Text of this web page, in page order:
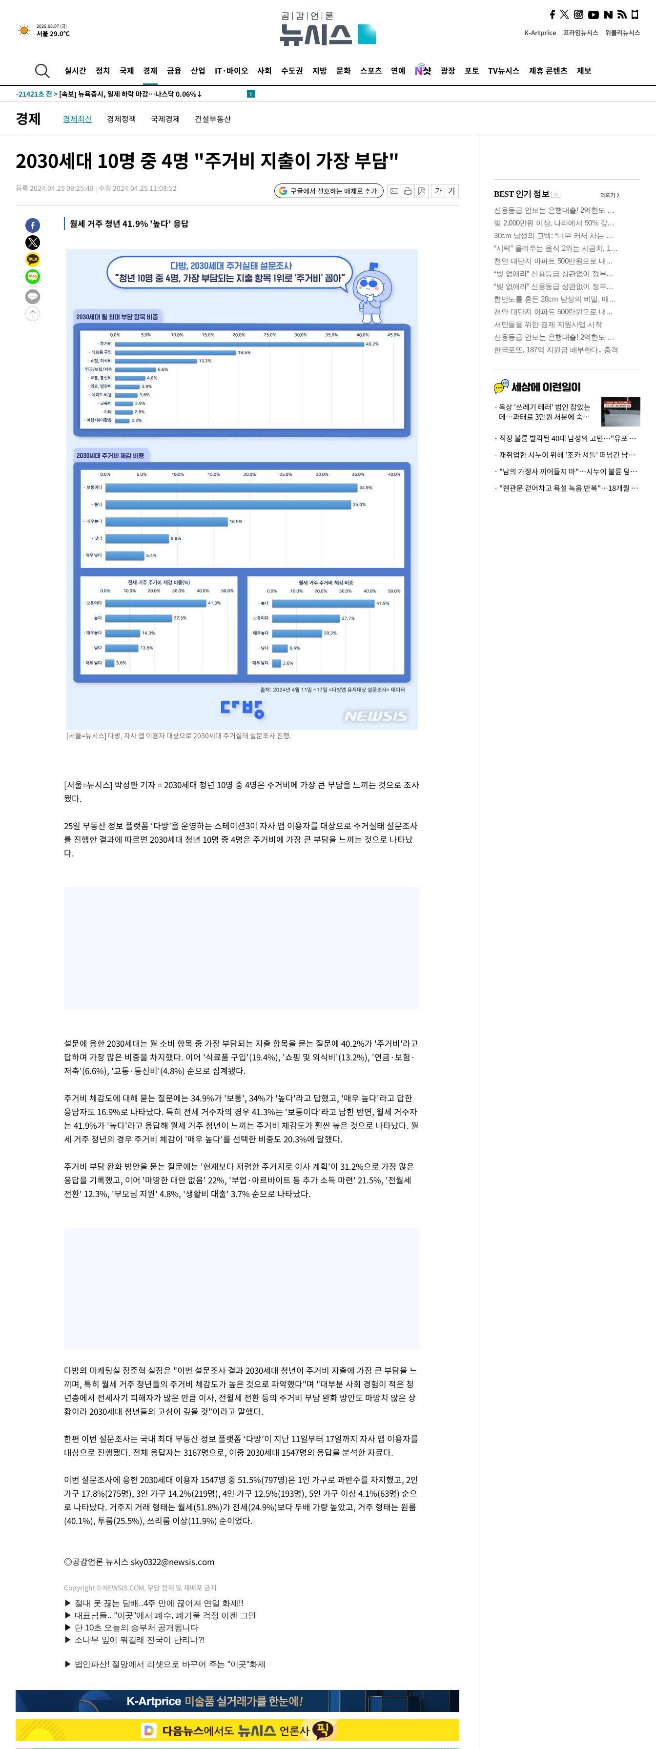
2026.08.07 (금)
서울 29.0℃ K-Artprice 프라임뉴시스 위클리뉴시스
실시간 정치 국제 경제 금융 산업 IT·바이오 사회 수도권 지방 문화 스포츠 연예 광장 포토 TV뉴시스 제휴 콘텐츠 제보
-31891초 전 >입추에도 극한더위…서울 낮 39도 '폭염중대경보'
-26855초 전 >
-23721초 전 >
[속보]트럼프, 美 원정출산 금지 행정명령 서명
-21421초 전 >
[속보] 뉴욕증시, 일제 하락 마감…나스닥 0.06%↓
-31891초 전 > 입추에도 극한더위…서울 낮 39도 '폭염중대경보'
례 큰 폭발음
-25570초 전 >
[속보]美, 폴리실리콘 수입 규제…파생제품 15% 관세, 120일 후
발효
-23721초 전 >[속보]트럼프, 美 원정출산 금지 행정명령 서명
경제 경제최신 경제정책 국제경제 건설부동산
2030세대 10명 중 4명 "주거비 지출이 가장 부담"
등록 2024.04.25 09:25:48 수정 2024.04.25 11:08:52 구글에서 선호하는 매체로 추가
월세 거주 청년 41.9% '높다' 응답
[서울=뉴시스] 다방, 자사 앱 이용자 대상으로 2030세대 주거실태 설문조사 진행.
[서울=뉴시스] 박성환 기자 = 2030세대 청년 10명 중 4명은 주거비에 가장 큰 부담을 느끼는 것으로 조사
됐다.
25일 부동산 정보 플랫폼 ‘다방’을 운영하는 스테이션3이 자사 앱 이용자를 대상으로 주거실태 설문조사
를 진행한 결과에 따르면 2030세대 청년 10명 중 4명은 주거비에 가장 큰 부담을 느끼는 것으로 나타났
다.
설문에 응한 2030세대는 월 소비 항목 중 가장 부담되는 지출 항목을 묻는 질문에 40.2%가 '주거비'라고
답하며 가장 많은 비중을 차지했다. 이어 '식료품 구입'(19.4%), '쇼핑 및 외식비'(13.2%), '연금·보험·
저축'(6.6%), '교통·통신비'(4.8%) 순으로 집계됐다.
주거비 체감도에 대해 묻는 질문에는 34.9%가 '보통', 34%가 '높다'라고 답했고, '매우 높다'라고 답한
응답자도 16.9%로 나타났다. 특히 전세 거주자의 경우 41.3%는 '보통이다'라고 답한 반면, 월세 거주자
는 41.9%가 '높다'라고 응답해 월세 거주 청년이 느끼는 주거비 체감도가 훨씬 높은 것으로 나타났다. 월
세 거주 청년의 경우 주거비 체감이 '매우 높다'를 선택한 비중도 20.3%에 달했다.
주거비 부담 완화 방안을 묻는 질문에는 '현재보다 저렴한 주거지로 이사 계획'이 31.2%으로 가장 많은
응답을 기록했고, 이어 '마땅한 대안 없음' 22%, '부업·아르바이트 등 추가 소득 마련' 21.5%, '전월세
전환' 12.3%, '부모님 지원' 4.8%, '생활비 대출' 3.7% 순으로 나타났다.
다방의 마케팅실 장준혁 실장은 "이번 설문조사 결과 2030세대 청년이 주거비 지출에 가장 큰 부담을 느
끼며, 특히 월세 거주 청년들의 주거비 체감도가 높은 것으로 파악했다"며 "대부분 사회 경험이 적은 청
년층에서 전세사기 피해자가 많은 만큼 이사, 전월세 전환 등의 주거비 부담 완화 방안도 마땅치 않은 상
황이라 2030세대 청년들의 고심이 깊을 것"이라고 말했다.
한편 이번 설문조사는 국내 최대 부동산 정보 플랫폼 ‘다방’이 지난 11일부터 17일까지 자사 앱 이용자를
대상으로 진행됐다. 전체 응답자는 3167명으로, 이중 2030세대 1547명의 응답을 분석한 자료다.
이번 설문조사에 응한 2030세대 이용자 1547명 중 51.5%(797명)은 1인 가구로 과반수를 차지했고, 2인
가구 17.8%(275명), 3인 가구 14.2%(219명), 4인 가구 12.5%(193명), 5인 가구 이상 4.1%(63명) 순으
로 나타났다. 거주지 거래 형태는 월세(51.8%)가 전세(24.9%)보다 두배 가량 높았고, 거주 형태는 원룸
(40.1%), 투룸(25.5%), 쓰리룸 이상(11.9%) 순이었다.
◎공감언론 뉴시스 sky0322@newsis.com
Copyright © NEWSIS.COM, 무단 전재 및 재배포 금지
즈, 소리 봇짐 지고 세상으
로 "韓 요소 깊게 우려내"
옥상 '쓰레기 테러' 범인 잡았는
데…과태료 3만원 처분에 숙박업
· 직장 불륜 발각된 40대 남성의 고민…"유포 동료 명예훼손·협박죄 고소 가능할까"
· 재취업한 시누이 위해 '조카 셔틀' 떠넘긴 남편…아내 "난 못한다"
· "남의 가정사 끼어들지 마"…시누이 불륜 덮으려는 남편에 억울한 아내
· "현관문 걷어차고 욕설 녹음 반복"…18개월 아기 키우는 집 뒤흔든 '앞집의 비극'